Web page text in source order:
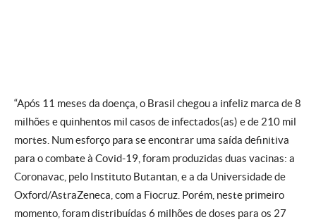
“Após 11 meses da doença, o Brasil chegou a infeliz marca de 8
milhões e quinhentos mil casos de infectados(as) e de 210 mil
mortes. Num esforço para se encontrar uma saída definitiva
para o combate à Covid-19, foram produzidas duas vacinas: a
Coronavac, pelo Instituto Butantan, e a da Universidade de
Oxford/AstraZeneca, com a Fiocruz. Porém, neste primeiro
momento, foram distribuídas 6 milhões de doses para os 27